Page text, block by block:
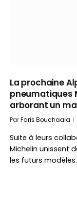
La prochaine
pneumatiques
arborant un
ParFaris Bouchaala
Suite à leurs
Michelin unissent
les futurs